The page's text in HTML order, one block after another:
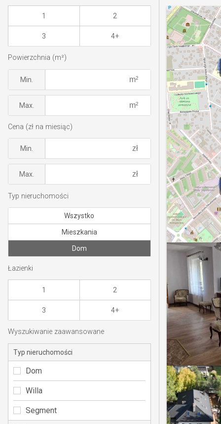
1 2
3 4+
Powierzchnia (m²)
Min.
Max.
Cena (zł na miesiąc)
Min.
Max.
Typ nieruchomości
Wszystko
Mieszkania
Dom
Łazienki
1 2
3 4+
Wyszukiwanie zaawansowane
Typ nieruchomości
Dom
Willa
Segment